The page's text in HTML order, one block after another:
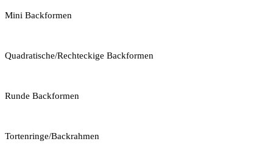
Mini Backformen
Quadratische/Rechteckige Backformen
Runde Backformen
Tortenringe/Backrahmen